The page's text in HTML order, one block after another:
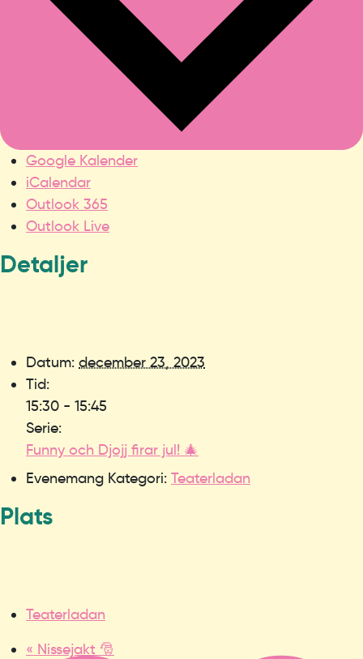
Google Kalender
iCalendar
Outlook 365
Outlook Live
Detaljer
Datum: december 23, 2023
Tid:
15:30 - 15:45
Serie:
Funny och Djojj firar jul! 🎄
Evenemang Kategori: Teaterladan
Plats
Teaterladan
« Nissejakt 🎅